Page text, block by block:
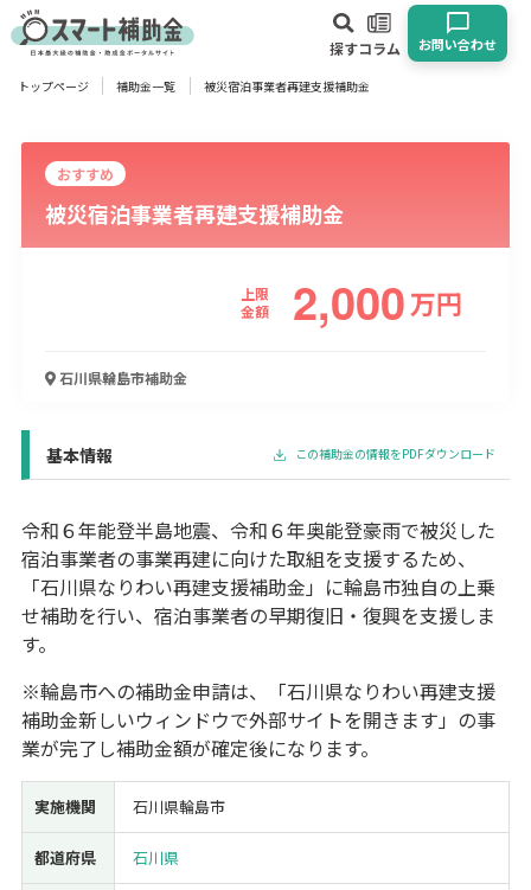
探すコラム お問い合わせ
対象
企業 団体 個人 その他
エリア
物流・運輸業 製造業
宿泊･旅館業
使い道
経営改善・経営強化 販路拡大 海外展開 設備投資
IT導入
人材採用・雇用
人材育成・福利厚生
特許・知的財産
起業・創業
事業承継 災害・被災者支援
コロナ関連
受付中のみ
トップページ 補助金一覧 被災宿泊事業者再建支援補助金
おすすめ
被災宿泊事業者再建支援補助金
上限
金額
2,000万円
石川県輪島市補助金
基本情報 この補助金の情報をPDFダウンロード
令和６年能登半島地震、令和６年奥能登豪雨で被災した
宿泊事業者の事業再建に向けた取組を支援するため、
「石川県なりわい再建支援補助金」に輪島市独自の上乗
せ補助を行い、宿泊事業者の早期復旧・復興を支援しま
す。
※輪島市への補助金申請は、「石川県なりわい再建支援
補助金新しいウィンドウで外部サイトを開きます」の事
業が完了し補助金額が確定後になります。
実施機関 石川県輪島市
都道府県 石川県